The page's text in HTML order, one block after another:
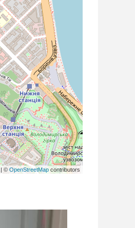
| © OpenStreetMapcontributors